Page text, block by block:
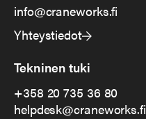
info@craneworks.fi
Yhteystiedot
Tekninen tuki
+358 20 735 36 80
helpdesk@craneworks.fi